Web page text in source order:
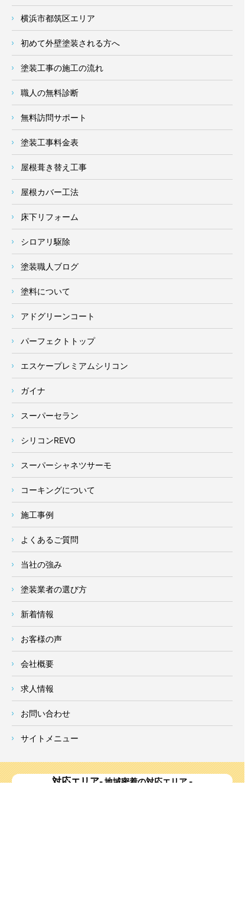
横浜市都筑区エリア
初めて外壁塗装される方へ
塗装工事の施工の流れ
職人の無料診断
無料訪問サポート
塗装工事料金表
屋根葺き替え工事
屋根カバー工法
床下リフォーム
シロアリ駆除
塗装職人ブログ
塗料について
アドグリーンコート
パーフェクトトップ
エスケープレミアムシリコン
ガイナ
スーパーセラン
シリコンREVO
スーパーシャネツサーモ
コーキングについて
施工事例
よくあるご質問
当社の強み
塗装業者の選び方
新着情報
お客様の声
会社概要
求人情報
お問い合わせ
サイトメニュー
対応エリア- 地域密着の対応エリア -